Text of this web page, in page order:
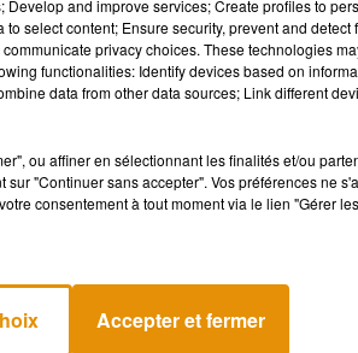
and improve services; Create profiles to
select content; Ensure security, prevent and detect
privacy choices. These technologies
functionalities: Identify devices based on
data from other data sources; Link different
ou affiner en sélectionnant les finalités et/ou
"Continuer sans accepter". Vos préférences ne
consentement à tout moment via le lien "Gérer
Accepter et fermer